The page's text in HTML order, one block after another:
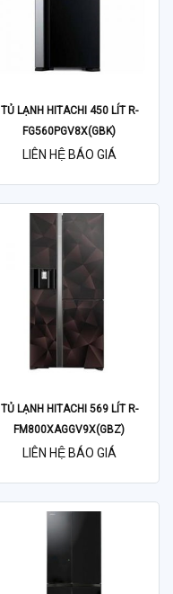
TỦ LẠNH HITACHI 450 LÍT R-
FG560PGV8X(GBK)
LIÊN HỆ BÁO GIÁ
TỦ LẠNH HITACHI 569 LÍT R-
FM800XAGGV9X(GBZ)
LIÊN HỆ BÁO GIÁ